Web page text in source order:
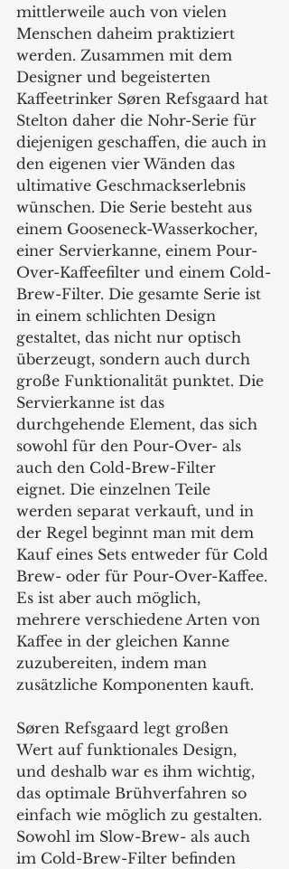
mittlerweile auch von vielen
Menschen daheim praktiziert
werden. Zusammen mit dem
Designer und begeisterten
Kaffeetrinker Søren Refsgaard hat
Stelton daher die Nohr-Serie für
diejenigen geschaffen, die auch in
den eigenen vier Wänden das
ultimative Geschmackserlebnis
wünschen. Die Serie besteht aus
einem Gooseneck-Wasserkocher,
einer Servierkanne, einem Pour-
Over-Kaffeefilter und einem Cold-
Brew-Filter. Die gesamte Serie ist
in einem schlichten Design
gestaltet, das nicht nur optisch
überzeugt, sondern auch durch
große Funktionalität punktet. Die
Servierkanne ist das
durchgehende Element, das sich
sowohl für den Pour-Over- als
auch den Cold-Brew-Filter
eignet. Die einzelnen Teile
werden separat verkauft, und in
der Regel beginnt man mit dem
Kauf eines Sets entweder für Cold
Brew- oder für Pour-Over-Kaffee.
Es ist aber auch möglich,
mehrere verschiedene Arten von
Kaffee in der gleichen Kanne
zuzubereiten, indem man
zusätzliche Komponenten kauft.
Søren Refsgaard legt großen
Wert auf funktionales Design,
und deshalb war es ihm wichtig,
das optimale Brühverfahren so
einfach wie möglich zu gestalten.
Sowohl im Slow-Brew- als auch
im Cold-Brew-Filter befinden